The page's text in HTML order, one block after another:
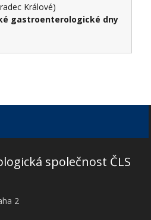
Králové)
gastroenterologické dny
společnost ČLS
2